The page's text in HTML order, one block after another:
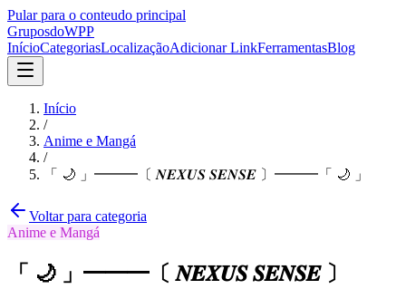
Pular para o conteudo principal
GruposdoWPP
InícioCategoriasLocalizaçãoAdicionar LinkFerramentasBlog
Início
/
Anime e Mangá
/
「 🌙 」━━━〔 𝑵𝑬𝑿𝑼𝑺 𝑺𝑬𝑵𝑺𝑬 〕━━━「 🌙 」
Voltar para categoria
Anime e Mangá
「 🌙 」━━━〔 𝑵𝑬𝑿𝑼𝑺 𝑺𝑬𝑵𝑺𝑬 〕